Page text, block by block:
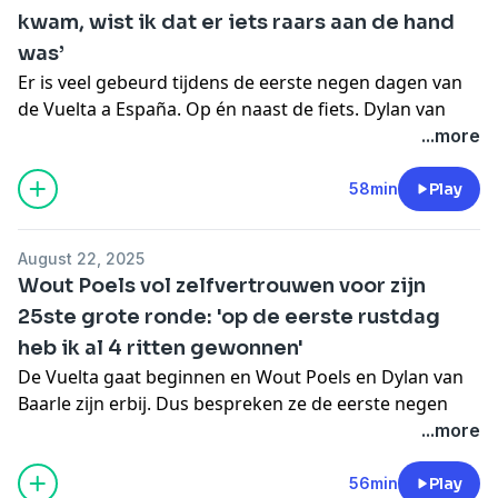
worden. En dan had hij zijn tijdrithelm nog op ook…
Seeomnystudio.com/listener
kwam, wist ik dat er iets raars aan de hand
was’
Er is veel gebeurd tijdens de eerste negen dagen van
de Vuelta a España. Op én naast de fiets. Dylan van
Baarle en Wout Poels bespreken het in een nieuwe
dosis borrelpraat vanuit het peloton. Daarin gaat het
uiteraard over de eerste etappes. De gemiste kansen
van Poels en de dominantie van Jonas Vingegaard
concurrent Juan Ayuso en de rode trui van Poels’
vriend Torstein Traeen.
En dan was er natuurlijk nog de grootschalige
fietsendiefstal bij Visma-Lease a Bike, probeert Victor
Campenaerts Van Baarle met een tijdrithelm te laten
rijden, laat Wout weten wat hij van 'de snor' vindt en
See omnystudio.com/listener for privacy information.
...more
58min Play
August 22, 2025
Wout Poels vol zelfvertrouwen voor zijn
25ste grote ronde: 'op de eerste rustdag
heb ik al 4 ritten gewonnen'
De Vuelta gaat beginnen en Wout Poels en Dylan van
Baarle zijn erbij. Dus bespreken ze de eerste negen
etappes van de grote ronde. In de eerste week krijgt
een tot in de puntjes voorbereide Poels meteen volop
kansen. En ook Van Baarle gaat normaal gesproken
...more
56min Play